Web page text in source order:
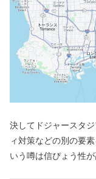
決してドジャースタ
ィ対策などの別の要
いう噂は信ぴょう性が